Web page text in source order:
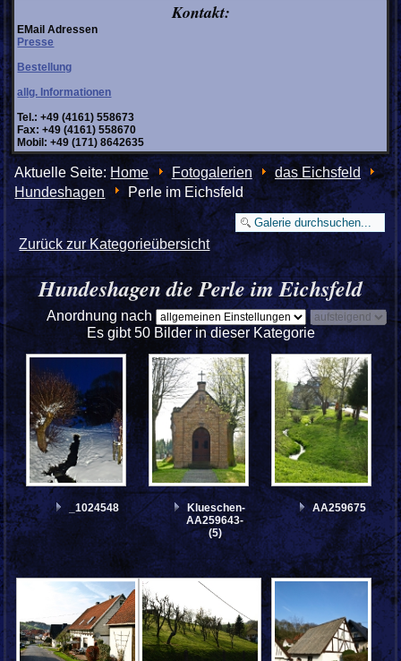
Kontakt:
EMail Adressen
Presse
Bestellung
allg. Informationen
Tel.: +49 (4161) 558673
Fax: +49 (4161) 558670
Mobil: +49 (171) 8642635
Aktuelle Seite:Home Fotogalerien
das Eichsfeld
Hundeshagen
Perle im Eichsfeld
Zurück zur Kategorieübersicht
Hundeshagen die Perle im Eichsfeld
Anordnung nach
Es gibt 50 Bilder in dieser Kategorie
_1024548
Klueschen-
AA259643-
(5)
AA259675